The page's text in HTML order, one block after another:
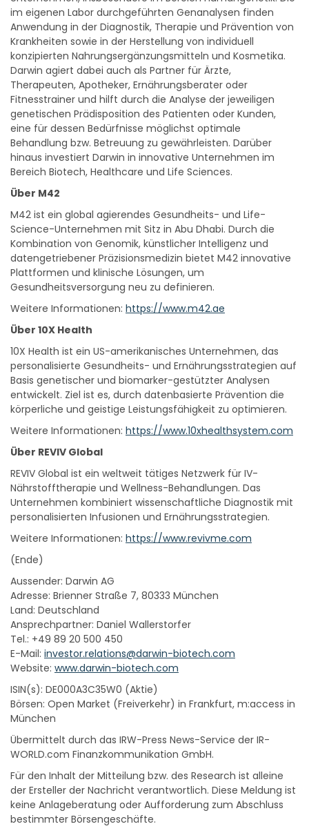
im eigenen Labor durchgeführten Genanalysen finden
Anwendung in der Diagnostik, Therapie und Prävention von
Krankheiten sowie in der Herstellung von individuell
konzipierten Nahrungsergänzungsmitteln und Kosmetika.
Darwin agiert dabei auch als Partner für Ärzte,
Therapeuten, Apotheker, Ernährungsberater oder
Fitnesstrainer und hilft durch die Analyse der jeweiligen
genetischen Prädisposition des Patienten oder Kunden,
eine für dessen Bedürfnisse möglichst optimale
Behandlung bzw. Betreuung zu gewährleisten. Darüber
hinaus investiert Darwin in innovative Unternehmen im
Bereich Biotech, Healthcare und Life Sciences.
Über M42
M42 ist ein global agierendes Gesundheits- und Life-
Science-Unternehmen mit Sitz in Abu Dhabi. Durch die
Kombination von Genomik, künstlicher Intelligenz und
datengetriebener Präzisionsmedizin bietet M42 innovative
Plattformen und klinische Lösungen, um
Gesundheitsversorgung neu zu definieren.
Weitere Informationen: https://www.m42.ae
Über 10X Health
10X Health ist ein US-amerikanisches Unternehmen, das
personalisierte Gesundheits- und Ernährungsstrategien auf
Basis genetischer und biomarker-gestützter Analysen
entwickelt. Ziel ist es, durch datenbasierte Prävention die
körperliche und geistige Leistungsfähigkeit zu optimieren.
Weitere Informationen: https://www.10xhealthsystem.com
Über REVIV Global
REVIV Global ist ein weltweit tätiges Netzwerk für IV-
Nährstofftherapie und Wellness-Behandlungen. Das
Unternehmen kombiniert wissenschaftliche Diagnostik mit
personalisierten Infusionen und Ernährungsstrategien.
Weitere Informationen: https://www.revivme.com
(Ende)
Aussender: Darwin AG
Adresse: Brienner Straße 7, 80333 München
Land: Deutschland
Ansprechpartner: Daniel Wallerstorfer
Tel.: +49 89 20 500 450
E-Mail: investor.relations@darwin-biotech.com
Website: www.darwin-biotech.com
ISIN(s): DE000A3C35W0 (Aktie)
Börsen: Open Market (Freiverkehr) in Frankfurt, m:access in
München
Übermittelt durch das IRW-Press News-Service der IR-
WORLD.com Finanzkommunikation GmbH.
Für den Inhalt der Mitteilung bzw. des Research ist alleine
der Ersteller der Nachricht verantwortlich. Diese Meldung ist
keine Anlageberatung oder Aufforderung zum Abschluss
bestimmter Börsengeschäfte.